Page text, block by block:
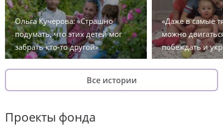
Ольга Кучерова: «Страшно
подумать, что этих детей мог
забрать кто-то другой»
«Даже в самые
можно
побеждать и
Все истории
Проекты фонда